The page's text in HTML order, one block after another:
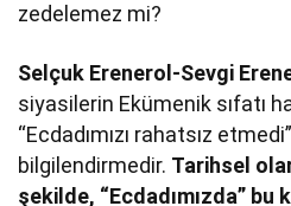
zedelemez mi?
Selçuk Erenerol-Sevgi
siyasilerin Ekümenik sıfatı
“Ecdadımızı rahatsız
bilgilendirmedir. Tarihsel
şekilde, “Ecdadımızda” bu